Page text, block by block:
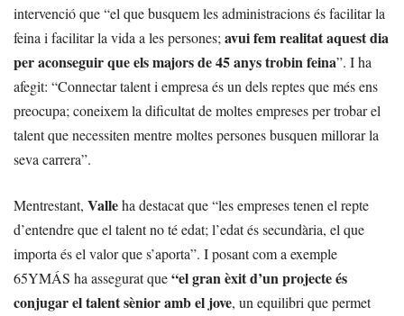
intervenció que “el que busquem les administracions és facilitar la
feina i facilitar la vida a les persones; avui fem realitat aquest dia
per aconseguir que els majors de 45 anys trobin feina”. I ha
afegit: “Connectar talent i empresa és un dels reptes que més ens
preocupa; coneixem la dificultat de moltes empreses per trobar el
talent que necessiten mentre moltes persones busquen millorar la
seva carrera”.
Mentrestant, Valleha destacat que “les empreses tenen el repte
d’entendre que el talent no té edat; l’edat és secundària, el que
importa és el valor que s’aporta”. I posant com a exemple
65YMÁS ha assegurat que“el gran èxit d’un projecte és
conjugar el talent sènior amb el jove, un equilibri que permet